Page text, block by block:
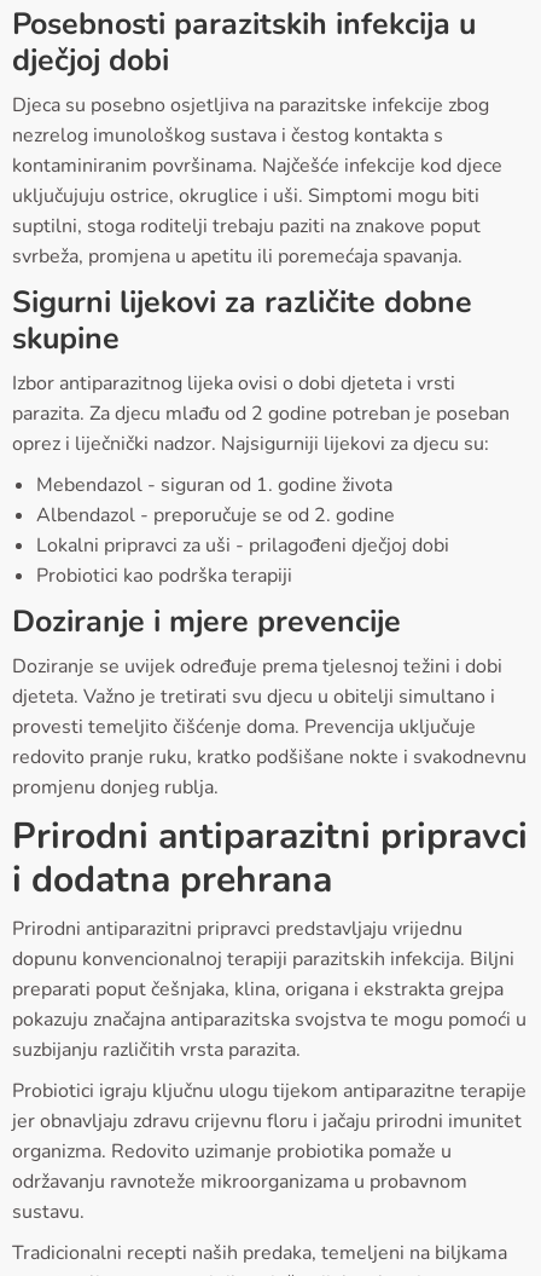
Posebnosti parazitskih infekcija u
dječjoj dobi
Djeca su posebno osjetljiva na parazitske infekcije zbog
nezrelog imunološkog sustava i čestog kontakta s
kontaminiranim površinama. Najčešće infekcije kod djece
uključujuju ostrice, okruglice i uši. Simptomi mogu biti
suptilni, stoga roditelji trebaju paziti na znakove poput
svrbeža, promjena u apetitu ili poremećaja spavanja.
Sigurni lijekovi za različite dobne
skupine
Izbor antiparazitnog lijeka ovisi o dobi djeteta i vrsti
parazita. Za djecu mlađu od 2 godine potreban je poseban
oprez i liječnički nadzor. Najsigurniji lijekovi za djecu su:
Mebendazol - siguran od 1. godine života
Albendazol - preporučuje se od 2. godine
Lokalni pripravci za uši - prilagođeni dječjoj dobi
Probiotici kao podrška terapiji
Doziranje i mjere prevencije
Doziranje se uvijek određuje prema tjelesnoj težini i dobi
djeteta. Važno je tretirati svu djecu u obitelji simultano i
provesti temeljito čišćenje doma. Prevencija uključuje
redovito pranje ruku, kratko podšišane nokte i svakodnevnu
promjenu donjeg rublja.
Prirodni antiparazitni pripravci
i dodatna prehrana
Prirodni antiparazitni pripravci predstavljaju vrijednu
dopunu konvencionalnoj terapiji parazitskih infekcija. Biljni
preparati poput češnjaka, klina, origana i ekstrakta grejpa
pokazuju značajna antiparazitska svojstva te mogu pomoći u
suzbijanju različitih vrsta parazita.
Probiotici igraju ključnu ulogu tijekom antiparazitne terapije
jer obnavljaju zdravu crijevnu floru i jačaju prirodni imunitet
organizma. Redovito uzimanje probiotika pomaže u
održavanju ravnoteže mikroorganizama u probavnom
sustavu.
Tradicionalni recepti naših predaka, temeljeni na biljkama